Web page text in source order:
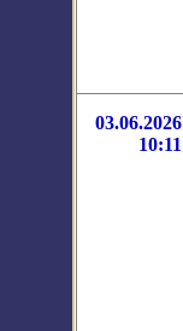
03.06.2026
10:11